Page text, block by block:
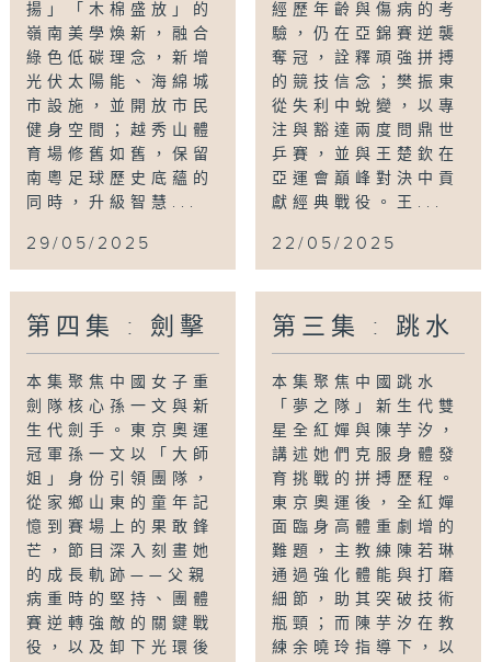
揚」「木棉盛放」的
嶺南美學煥新，融合
綠色低碳理念，新增
光伏太陽能、海綿城
市設施，並開放市民
健身空間；越秀山體
育場修舊如舊，保留
南粵足球歷史底蘊的
同時，升級智慧...
29/05/2025
經歷年齡與傷病的考
驗，仍在亞錦賽逆襲
奪冠，詮釋頑強拼搏
的競技信念；樊振東
從失利中蛻變，以專
注與豁達兩度問鼎世
乒賽，並與王楚欽在
亞運會巔峰對決中貢
獻經典戰役。王...
22/05/2025
第四集 : 劍擊
本集聚焦中國女子重
劍隊核心孫一文與新
生代劍手。東京奧運
冠軍孫一文以「大師
姐」身份引領團隊，
從家鄉山東的童年記
憶到賽場上的果敢鋒
芒，節目深入刻畫她
的成長軌跡——父親
病重時的堅持、團體
賽逆轉強敵的關鍵戰
役，以及卸下光環後
第三集 : 跳水
本集聚焦中國跳水
「夢之隊」新生代雙
星全紅嬋與陳芋汐，
講述她們克服身體發
育挑戰的拼搏歷程。
東京奧運後，全紅嬋
面臨身高體重劇增的
難題，主教練陳若琳
通過強化體能與打磨
細節，助其突破技術
瓶頸；而陳芋汐在教
練余曉玲指導下，以